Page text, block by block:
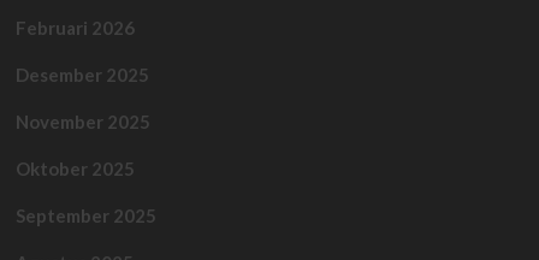
Februari 2026
Desember 2025
November 2025
Oktober 2025
September 2025